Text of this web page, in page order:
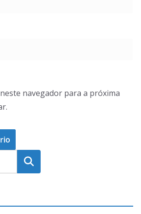
navegador para a próxima
Pesquisar